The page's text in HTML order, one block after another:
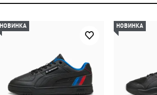
НОВИНКА НОВИНКА